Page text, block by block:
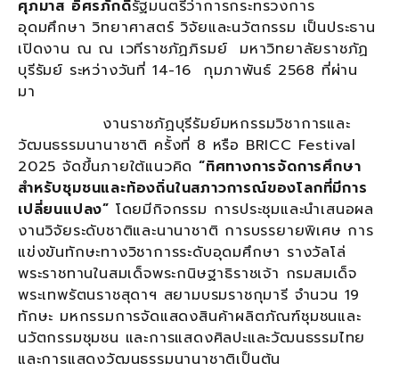
ศุภมาส อิศรภักดีรัฐมนตรีว่าการกระทรวงการ
อุดมศึกษา วิทยาศาสตร์ วิจัยและนวัตกรรม เป็นประธาน
เปิดงาน ณ ณ เวทีราชภัฏภิรมย์ มหาวิทยาลัยราชภัฏ
บุรีรัมย์ ระหว่างวันที่ 14-16 กุมภาพันธ์ 2568 ที่ผ่าน
มา
งานราชภัฏบุรีรัมย์มหกรรมวิชาการและ
วัฒนธรรมนานาชาติ ครั้งที่ 8 หรือ BRICC Festival
2025 จัดขึ้นภายใต้แนวคิด “ทิศทางการจัดการศึกษา
สำหรับชุมชนและท้องถิ่นในสภาวการณ์ของโลกที่มีการ
เปลี่ยนแปลง” โดยมีกิจกรรม การประชุมและนำเสนอผล
งานวิจัยระดับชาติและนานาชาติ การบรรยายพิเศษ การ
แข่งขันทักษะทางวิชาการระดับอุดมศึกษา รางวัลโล่
พระราชทานในสมเด็จพระกนิษฐาธิราชเจ้า กรมสมเด็จ
พระเทพรัตนราชสุดาฯ สยามบรมราชกุมารี จำนวน 19
ทักษะ มหกรรมการจัดแสดงสินค้าผลิตภัณฑ์ชุมชนและ
นวัตกรรมชุมชน และการแสดงศิลปะและวัฒนธรรมไทย
และการแสดงวัฒนธรรมนานาชาติเป็นต้น